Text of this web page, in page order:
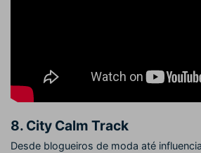
8. City Calm Track
Desde blogueiros de moda até